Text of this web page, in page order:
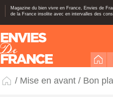
Magazine du bien vivre en France, Envies de
de la France insolite avec en intervalles des
/ Mise en avant / Bon